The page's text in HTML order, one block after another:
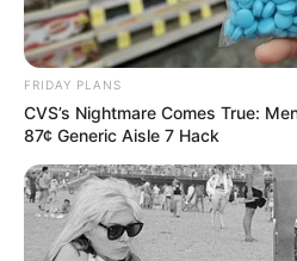
FRIDAY PLANS
CVS’s Nightmare Comes True:
87¢ Generic Aisle 7 Hack